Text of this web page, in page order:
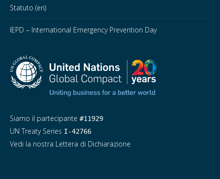
Statuto (en)
IEPD – International Emergency Prevention Day
Siamo il partecipante #11929
UN Treaty Series I-42766
Vedi la nostra Lettera di Dichiarazione